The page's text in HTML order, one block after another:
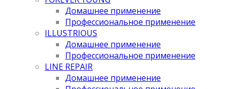
Домашнее применение
Профессиональное применение
ILLUSTRIOUS
Домашнее применение
Профессиональное применение
LINE REPAIR
Домашнее применение